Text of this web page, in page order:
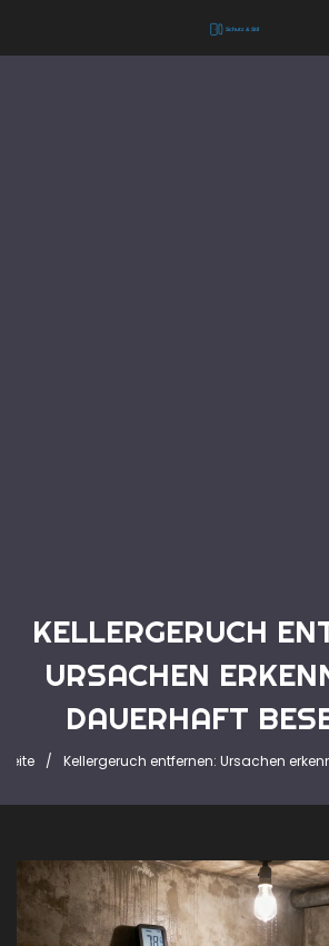
KELLERGERUCH
URSACHEN
DAUERHAFT
Kellergeruch entfernen: Ursachen